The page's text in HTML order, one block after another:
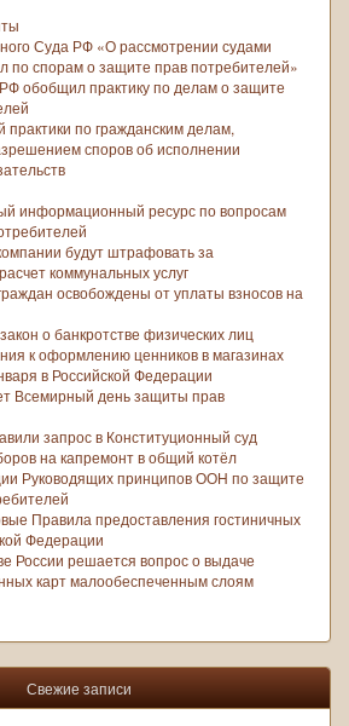
Суда РФ «О рассмотрении судами
по спорам о защите прав потребителей»
обобщил практику по делам о защите
практики по гражданским делам,
споров об исполнении
информационный ресурс по вопросам
будут штрафовать за
коммунальных услуг
освобождены от уплаты взносов на
о банкротстве физических лиц
к оформлению ценников в магазинах
в Российской Федерации
Всемирный день защиты прав
запрос в Конституционный суд
на капремонт в общий котёл
Руководящих принципов ООН по защите
Правила предоставления гостиничных
Федерации
России решается вопрос о выдаче
карт малообеспеченным слоям
Свежие записи